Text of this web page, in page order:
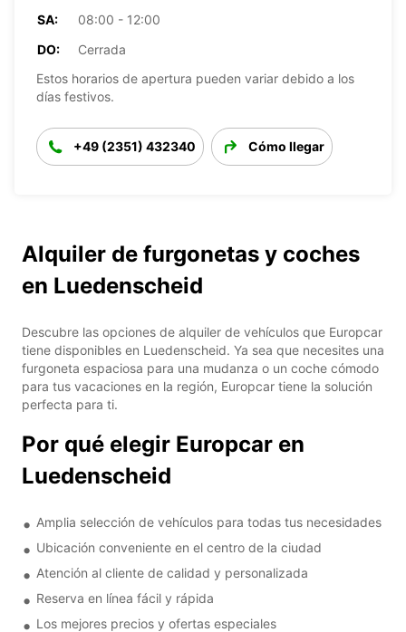
SA:
08:00 - 12:00
DO:
Cerrada
Estos horarios de apertura pueden variar debido a los
días festivos.
+49 (2351) 432340 Cómo llegar
Alquiler de furgonetas y coches
en Luedenscheid
Descubre las opciones de alquiler de vehículos que Europcar
tiene disponibles en Luedenscheid. Ya sea que necesites una
furgoneta espaciosa para una mudanza o un coche cómodo
para tus vacaciones en la región, Europcar tiene la solución
perfecta para ti.
Por qué elegir Europcar en
Luedenscheid
Amplia selección de vehículos para todas tus necesidades
Ubicación conveniente en el centro de la ciudad
Atención al cliente de calidad y personalizada
Reserva en línea fácil y rápida
Los mejores precios y ofertas especiales